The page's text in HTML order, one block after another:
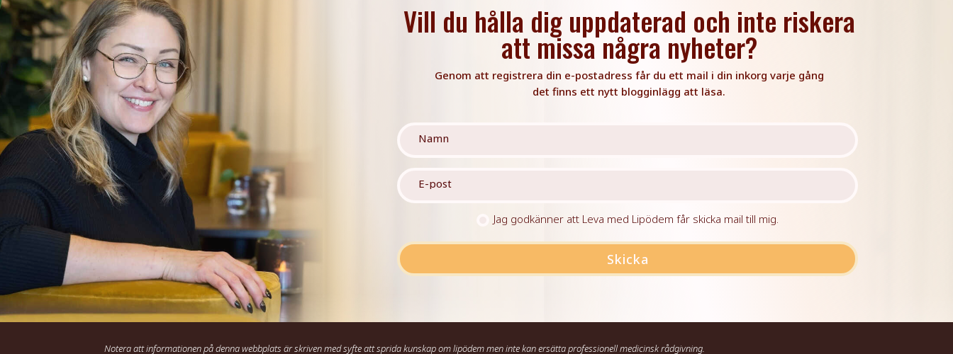
Vill du hålla dig uppdaterad och inte riskera
att missa några nyheter?
Genom att registrera din e-postadress får du ett mail i din inkorg varje gång
det finns ett nytt blogginlägg att läsa.
Jag godkänner att Leva med Lipödem får skicka mail till mig.
Skicka
Notera att informationen på denna webbplats är skriven med syfte att sprida kunskap om lipödem men inte kan ersätta professionell medicinsk rådgivning.